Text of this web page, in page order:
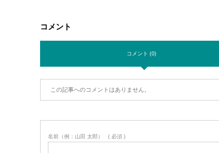
コメント
コメント (0)
この記事へのコメントはありません。
名前（例：山田 太郎） ( 必須 )